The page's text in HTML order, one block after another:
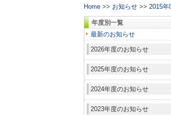
Home >> お知らせ >> 2015年
年度別一覧
最新のお知らせ
2026年度のお知らせ
2025年度のお知らせ
2024年度のお知らせ
2023年度のお知らせ